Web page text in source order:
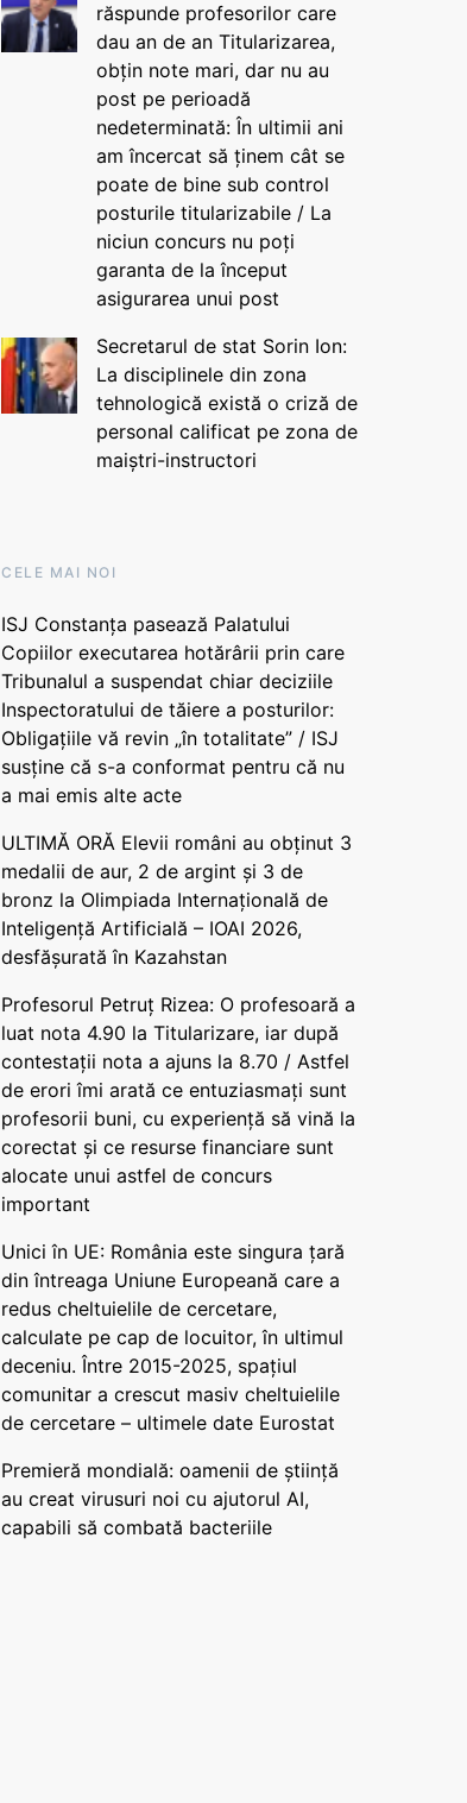
răspunde profesorilor care
dau an de an Titularizarea,
obțin note mari, dar nu au
post pe perioadă
nedeterminată: În ultimii ani
am încercat să ținem cât se
poate de bine sub control
posturile titularizabile / La
niciun concurs nu poți
garanta de la început
asigurarea unui post
Secretarul de stat Sorin Ion:
La disciplinele din zona
tehnologică există o criză de
personal calificat pe zona de
maiștri-instructori
CELE MAI NOI
ISJ Constanța pasează Palatului
Copiilor executarea hotărârii prin care
Tribunalul a suspendat chiar deciziile
Inspectoratului de tăiere a posturilor:
Obligațiile vă revin „în totalitate” / ISJ
susține că s-a conformat pentru că nu
a mai emis alte acte
ULTIMĂ ORĂ Elevii români au obținut 3
medalii de aur, 2 de argint și 3 de
bronz la Olimpiada Internațională de
Inteligență Artificială – IOAI 2026,
desfășurată în Kazahstan
Profesorul Petruț Rizea: O profesoară a
luat nota 4.90 la Titularizare, iar după
contestații nota a ajuns la 8.70 / Astfel
de erori îmi arată ce entuziasmați sunt
profesorii buni, cu experiență să vină la
corectat și ce resurse financiare sunt
alocate unui astfel de concurs
important
Unici în UE: România este singura țară
din întreaga Uniune Europeană care a
redus cheltuielile de cercetare,
calculate pe cap de locuitor, în ultimul
deceniu. Între 2015-2025, spațiul
comunitar a crescut masiv cheltuielile
de cercetare – ultimele date Eurostat
Premieră mondială: oamenii de știință
au creat virusuri noi cu ajutorul AI,
capabili să combată bacteriile